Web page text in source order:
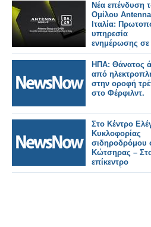
Νέα επένδυση
Ομίλου
Ιταλία:
υπηρεσία
ενημέρωσης σε
συνεργασία με
DAZΝ
ΗΠΑ: Θάνατος
από
στην οροφή
στο Φέρφιλντ.
Στο Κέντρο
Κυκλοφορίας
σιδηροδρόμου
Κώτσηρας –
επίκεντρο
τηλεδιοίκηση